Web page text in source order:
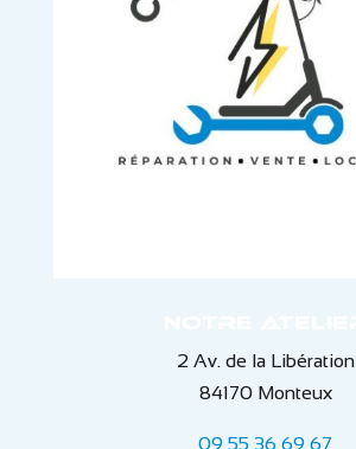
2 Av. de la Libération
84170 Monteux
09 55 36 69 67